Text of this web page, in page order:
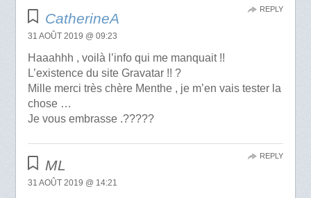
CatherineA
31 AOÛT 2019 @ 09:23
Haaahhh , voilà l’info qui me manquait !!
L’existence du site Gravatar !! ?
Mille merci très chère Menthe , je m’en vais tester la
chose …
Je vous embrasse .?????
REPLY
ML
31 AOÛT 2019 @ 14:21
REPLY